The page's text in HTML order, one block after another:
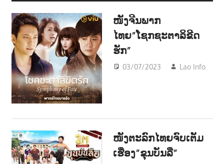
ະ
ຂໍ້
ມູ
ນ
ຂ່
າ
ວ
ສ
ໜັງຈີນພາກ
ໄທຍ”ໂຊກຊະຕາລິຂີດ
ຮັກ”
03/07/2023 Lao Info
ໜັງຕະລົກໄທຍຈົບເຕັມ
ເຮື່ອງ”ຂຸນບັນລື”